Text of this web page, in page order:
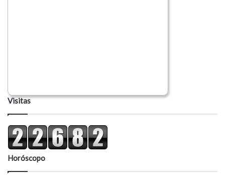
Visitas
Horóscopo